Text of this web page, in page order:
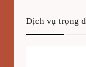
Dịch vụ trọng